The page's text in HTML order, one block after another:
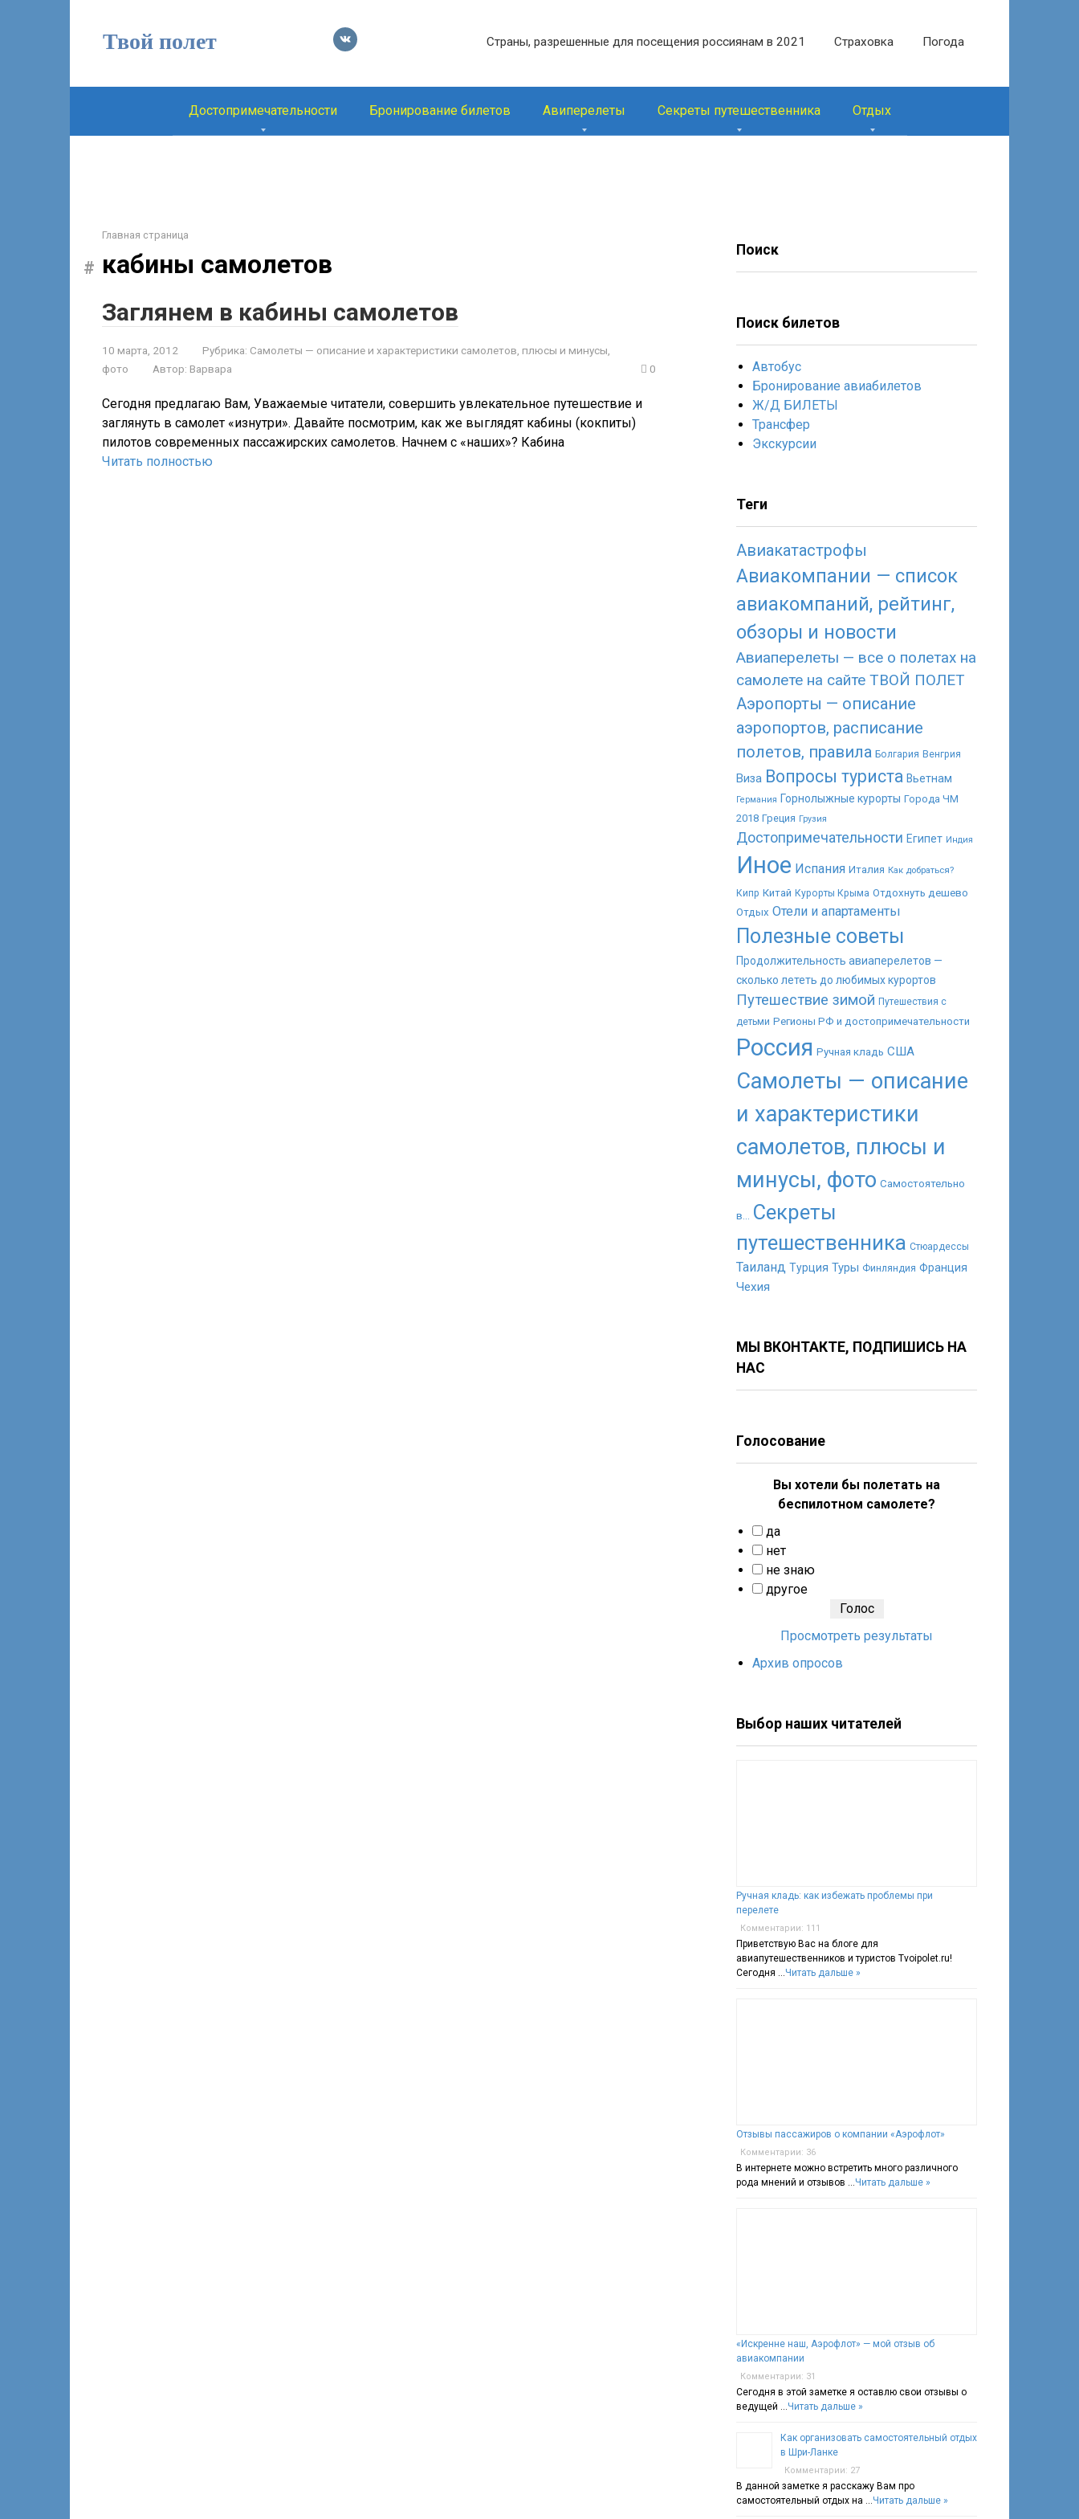
Твой полет Страны, разрешенные для посещения россиянам в 2021 Страховка Погода
Достопримечательности Бронирование билетов Авиперелеты Секреты путешественника Отдых
Главная страница
кабины самолетов
Заглянем в кабины самолетов
10 марта, 2012 Рубрика: Самолеты — описание и характеристики самолетов, плюсы и минусы,
фото
Автор: Варвара 0
Сегодня предлагаю Вам, Уважаемые читатели, совершить увлекательное путешествие и
заглянуть в самолет «изнутри». Давайте посмотрим, как же выглядят кабины (кокпиты)
пилотов современных пассажирских самолетов. Начнем с «наших»? Кабина
Читать полностью
Поиск
Поиск билетов
Автобус
Бронирование авиабилетов
Ж/Д БИЛЕТЫ
Трансфер
Экскурсии
Теги
Авиакатастрофы
Авиакомпании — список
авиакомпаний, рейтинг,
обзоры и новости
Авиаперелеты — все о полетах на
самолете на сайте ТВОЙ ПОЛЕТ
Аэропорты — описание
аэропортов, расписание
полетов, правила Болгария Венгрия
Виза Вопросы туриста Вьетнам
Германия Горнолыжные курорты Города ЧМ
2018 Греция Грузия
Достопримечательности Египет Индия
Иное Испания Италия Как добраться?
Кипр Китай Курорты Крыма Отдохнуть дешево
Отдых Отели и апартаменты
Полезные советы
Продолжительность авиаперелетов —
сколько лететь до любимых курортов
Путешествие зимой Путешествия с
детьми Регионы РФ и достопримечательности
Россия Ручная кладь США
Самолеты — описание
и характеристики
самолетов, плюсы и
минусы, фото Самостоятельно
в... Секреты
путешественника Стюардессы
Таиланд Турция Туры Финляндия Франция
Чехия
МЫ ВКОНТАКТЕ, ПОДПИШИСЬ НА
НАС
Голосование
Вы хотели бы полетать на
беспилотном самолете?
да
нет
не знаю
другое
Просмотреть результаты
Архив опросов
Выбор наших читателей
Ручная кладь: как избежать проблемы при
перелете
Комментарии: 111
Приветствую Вас на блоге для
авиапутешественников и туристов Tvoipolet.ru!
Сегодня …Читать дальше »
Отзывы пассажиров о компании «Аэрофлот»
Комментарии: 36
В интернете можно встретить много различного
рода мнений и отзывов …Читать дальше »
«Искренне наш, Аэрофлот» — мой отзыв об
авиакомпании
Комментарии: 31
Сегодня в этой заметке я оставлю свои отзывы о
ведущей …Читать дальше »
Как организовать самостоятельный отдых
в Шри-Ланке
Комментарии: 27
В данной заметке я расскажу Вам про
самостоятельный отдых на …Читать дальше »